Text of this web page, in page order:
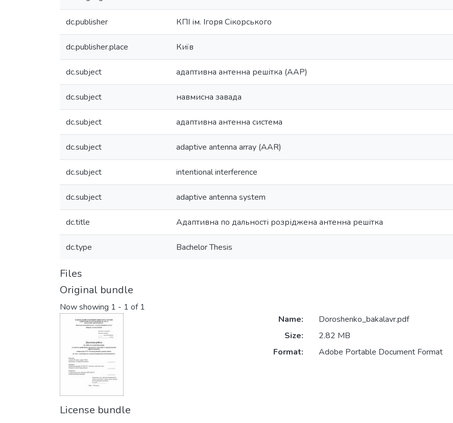
dc.publisher КПІ ім. Ігоря Сікорського
dc.publisher.place Київ
dc.subject адаптивна антенна решітка (ААР)
dc.subject навмисна завада
dc.subject адаптивна антенна система
dc.subject adaptive antenna array (AAR)
dc.subject intentional interference
dc.subject adaptive antenna system
dc.title Адаптивна по дальності розріджена антенна решітка
dc.type Bachelor Thesis
Files
Original bundle
Now showing 1 - 1 of 1
Name:
Doroshenko_bakalavr.pdf
Size:
2.82 MB
Format:
Adobe Portable Document Format
License bundle